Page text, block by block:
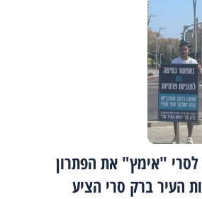
"אימץ" את הפתרון
העיר ברק סרי הציע